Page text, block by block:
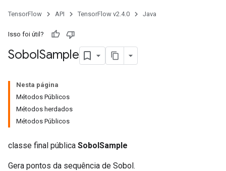
TensorFlow API TensorFlow v2.4.0 Java
Isso foi útil?
SobolSample
Nesta página
Métodos Públicos
Métodos herdados
Métodos Públicos
classe final pública SobolSample
Gera pontos da sequência de Sobol.